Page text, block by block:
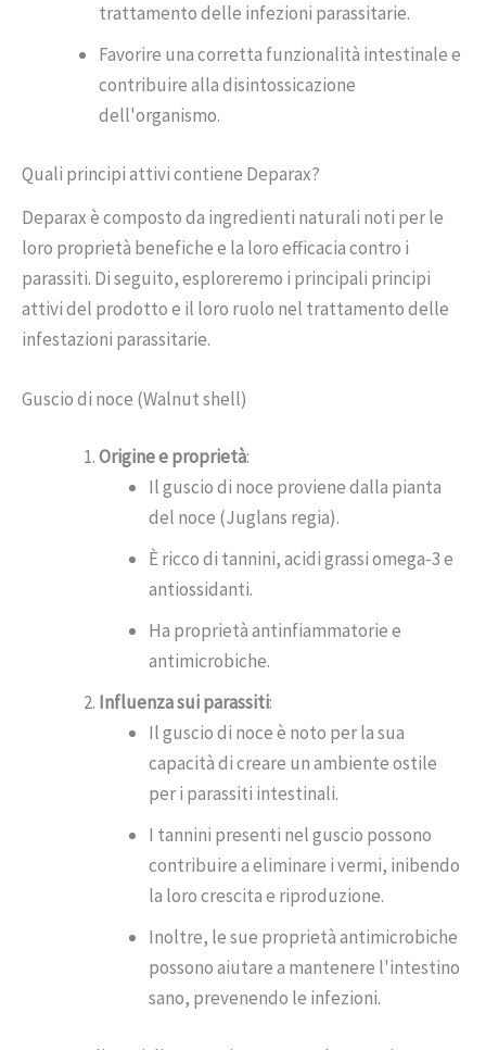
trattamento delle infezioni parassitarie.
Favorire una corretta funzionalità intestinale e
contribuire alla disintossicazione
dell'organismo.
Quali principi attivi contiene Deparax?
Deparax è composto da ingredienti naturali noti per le
loro proprietà benefiche e la loro efficacia contro i
parassiti. Di seguito, esploreremo i principali principi
attivi del prodotto e il loro ruolo nel trattamento delle
infestazioni parassitarie.
Guscio di noce (Walnut shell)
Origine e proprietà:
Il guscio di noce proviene dalla pianta
del noce (Juglans regia).
È ricco di tannini, acidi grassi omega-3 e
antiossidanti.
Ha proprietà antinfiammatorie e
antimicrobiche.
Influenza sui parassiti:
Il guscio di noce è noto per la sua
capacità di creare un ambiente ostile
per i parassiti intestinali.
I tannini presenti nel guscio possono
contribuire a eliminare i vermi, inibendo
la loro crescita e riproduzione.
Inoltre, le sue proprietà antimicrobiche
possono aiutare a mantenere l'intestino
sano, prevenendo le infezioni.